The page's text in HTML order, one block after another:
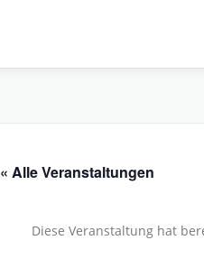
« Alle Veranstaltungen
Diese Veranstaltung hat